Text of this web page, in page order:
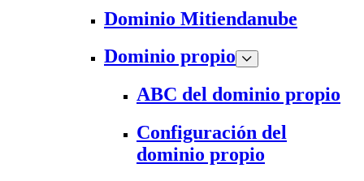
Dominio Mitiendanube
Dominio propio
ABC del dominio propio
Configuración del
dominio propio